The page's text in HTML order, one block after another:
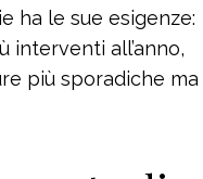
ha le sue esigenze:
interventi all’anno,
più sporadiche ma